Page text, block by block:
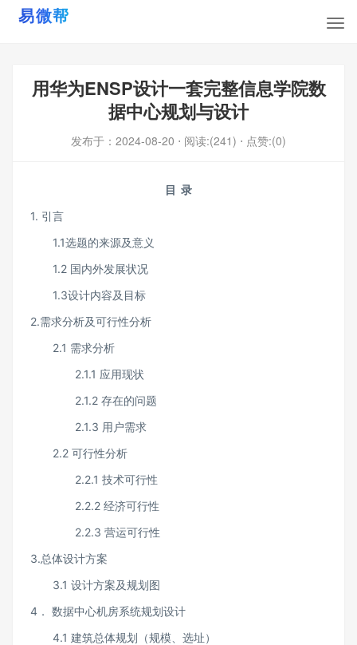
用华为ENSP设计一套完整信息学院数
据中心规划与设计
发布于： 2024-08-20 ⋅ 阅读:(241) ⋅ 点赞:(0)
目 录
1. 引言
1.1选题的来源及意义
1.2 国内外发展状况
1.3设计内容及目标
2.需求分析及可行性分析
2.1 需求分析
2.1.1 应用现状
2.1.2 存在的问题
2.1.3 用户需求
2.2 可行性分析
2.2.1 技术可行性
2.2.2 经济可行性
2.2.3 营运可行性
3.总体设计方案
3.1 设计方案及规划图
4． 数据中心机房系统规划设计
4.1 建筑总体规划（规模、选址）